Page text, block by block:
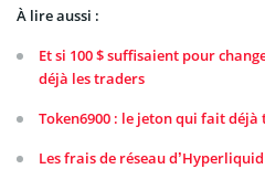
À lire aussi :
Et si 100 $ suffisaient pour
déjà les traders
Token6900 : le jeton qui fait
Les frais de réseau